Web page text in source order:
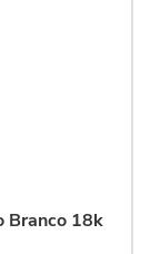
Branco 18k